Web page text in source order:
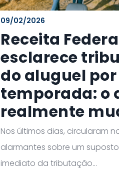
09/02/2026
Receita
esclarece
do aluguel por
temporada: o
realmente
Nos últimos dias, circularam
alarmantes sobre um
imediato da tributação...